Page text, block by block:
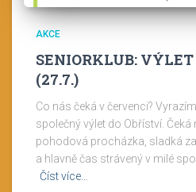
AKCE
SENIORKLUB: VÝLET
(27.7.)
Co nás čeká v červenci?
společný výlet do Obříství.
pohodová procházka, sladká
a hlavně čas strávený v milé
Číst více…